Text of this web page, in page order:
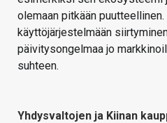
olemaan pitkään
käyttöjärjestelmään
päivitysongelmaa jo
suhteen.
Yhdysvaltojen ja Kiinan